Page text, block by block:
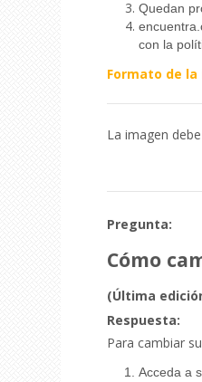
Quedan
con la
Formato de
La imagen
Pregunta:
Cómo
(Última
Respuesta:
Para cambiar
Acceda a